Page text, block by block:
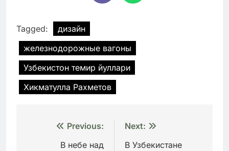
Tagged:
дизайн
железнодорожные вагоны
Узбекистон темир йуллари
Хикматулла Рахметов
Навигация
Previous:
В небе над
Next:
В Узбекистане